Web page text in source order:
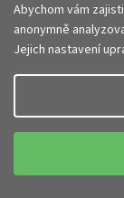
Abychom vám
anonymně
Jejich nastavení
Správně zvolený
během jízdy po
Jak funguje
Použití je velmi
do telefonu
telefon se